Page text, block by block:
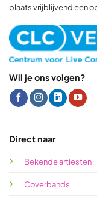
plaats vrijblijvend een
Wil je ons volgen?
Direct naar
Bekende artiesten
Coverbands